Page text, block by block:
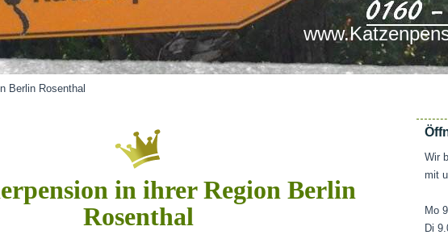
Berlin Rosenthal
in ihrer Region Berlin
Rosenthal
Wir
mit
Mo
Di